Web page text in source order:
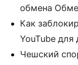
обмена
Как
YouTube для
Чешский